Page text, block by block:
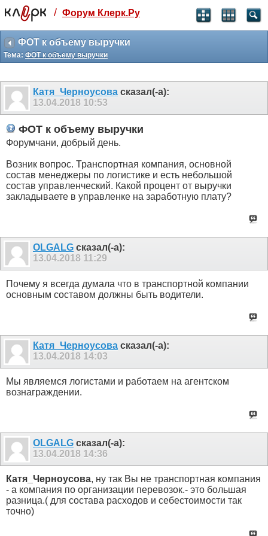
Святые угодники, Клерк без рекламы
прекрасен:)
месяц
3 месяца
259
₽
-10%
499 ₽
-15%
/ Форум Клерк.Ру
ФОТ к объему выручки
Тема: ФОТ к объему выручки
Катя_Черноусова сказал(-а):
13.04.2018 10:53
ФОТ к объему выручки
Форумчани, добрый день.
Возник вопрос. Транспортная компания, основной
состав менеджеры по логистике и есть небольшой
состав управленческий. Какой процент от выручки
закладываете в управленке на заработную плату?
OLGALG сказал(-а):
13.04.2018 11:29
Почему я всегда думала что в транспортной компании
основным составом должны быть водители.
Катя_Черноусова сказал(-а):
13.04.2018 14:03
Мы являемся логистами и работаем на агентском
вознаграждении.
OLGALG сказал(-а):
13.04.2018 14:36
Катя_Черноусова, ну так Вы не транспортная компания
- а компания по организации перевозок.- это большая
разница.( для состава расходов и себестоимости так
точно)